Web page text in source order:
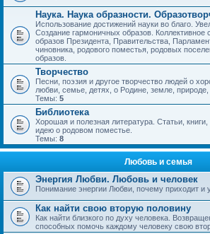
Наука. Наука образности.
Использование достижений науки во благо.
Создание гармоничных образов. Коллективное
образов Президента, Правительства,
чиновника, родового поместья, родовых
образов.
Творчество
Песни, поэзия и другое творчество людей о
любви, семье, детях, о Родине, земле,
Темы: 5
Библиотека
Хорошая и полезная литература. Статьи,
идею о родовом поместье.
Темы: 8
Любовь и семья
Энергия Любви. Любовь и человек
Понимание энергии Любви, почему приходит и
Как найти свою вторую половину
Как найти близкого по духу человека.
способных помочь каждому человеку свою